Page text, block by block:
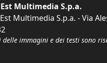
Multimedia S.p.a.
Multimedia S.p.a. - Via
immagini e dei testi sono